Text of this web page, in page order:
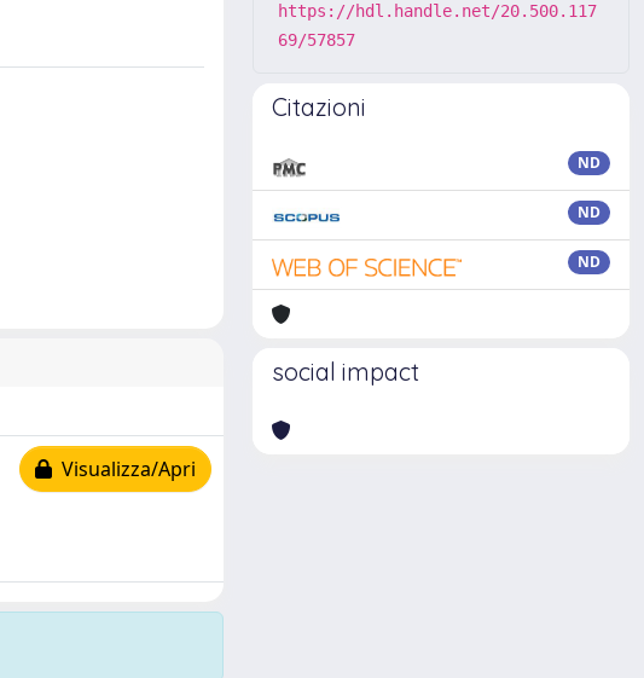
Visualizza/Apri
https://hdl.handle.net/20.500.117
69/57857
Citazioni
ND
ND
ND
social impact